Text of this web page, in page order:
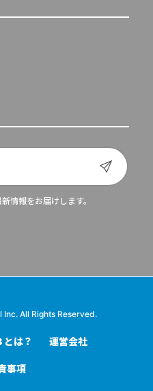
情報をお届けします。
All Rights Reserved.
は？ 運営会社
事項